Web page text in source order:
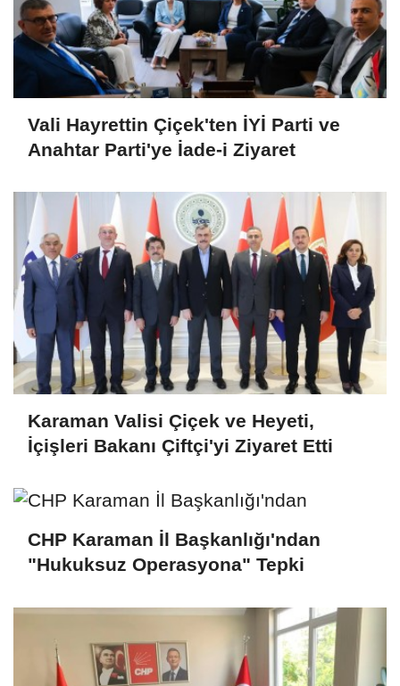
Vali Hayrettin Çiçek'ten İYİ Parti ve
Anahtar Parti'ye İade-i Ziyaret
Karaman Valisi Çiçek ve Heyeti,
İçişleri Bakanı Çiftçi'yi Ziyaret Etti
CHP Karaman İl Başkanlığı'ndan
"Hukuksuz Operasyona" Tepki